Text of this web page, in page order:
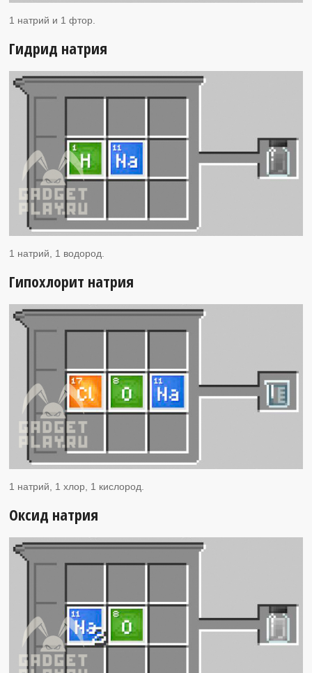
1 натрий и 1 фтор.
Гидрид натрия
1 натрий, 1 водород.
Гипохлорит натрия
1 натрий, 1 хлор, 1 кислород.
Оксид натрия